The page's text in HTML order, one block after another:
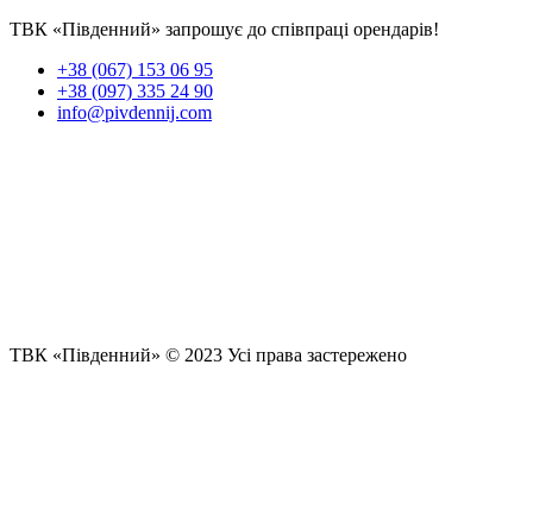
ТВК «Південний» запрошує до співпраці орендарів!
+38 (067) 153 06 95
+38 (097) 335 24 90
info@pivdennij.com
ТВК «Південний» © 2023 Усі права застережено